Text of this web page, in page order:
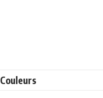
Couleurs